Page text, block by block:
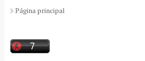
Página principal